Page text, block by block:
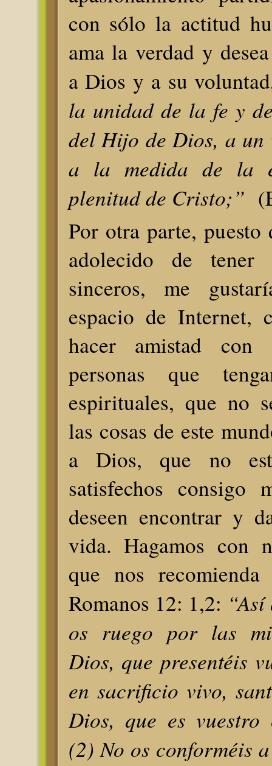
con sólo la actitud
ama la verdad y
a Dios y a su
la unidad de la fe y
del Hijo de Dios, a un
a la medida de la
plenitud de Cristo;”
Por otra parte, puesto
adolecido de tener
sinceros, me
espacio de Internet,
hacer amistad
personas que
espirituales, que no
las cosas de este
a Dios, que no
satisfechos consigo
deseen encontrar y
vida. Hagamos con
que nos
Romanos 12: 1,2:
os ruego por las
Dios, que presentéis
en sacrificio vivo,
Dios, que es
(2) No os conforméis